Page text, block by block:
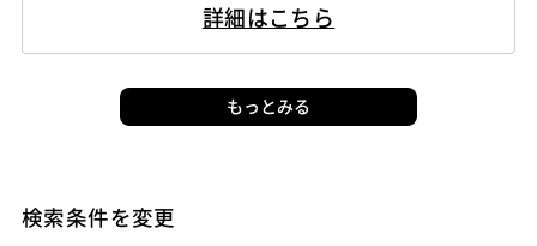
p分析およびフィジビリティ検証 - 海外展開に向けた導入提案お
詳細はこちら
もっとみる
検索条件を変更